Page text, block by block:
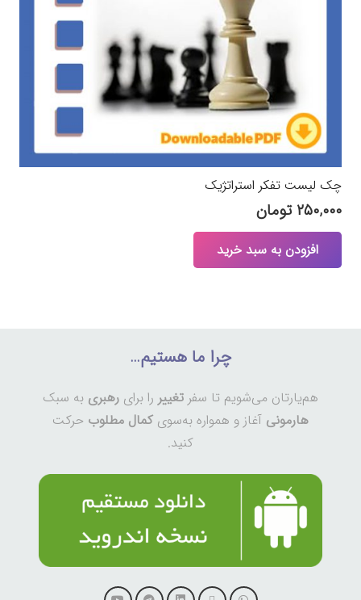
چک لیست تفکر استراتژیک
۲۵۰,۰۰۰ تومان
افزودن به سبد خرید
چرا ما هستیم…
هم‌یارتان می‌شویم تا سفر تغییر را برای رهبری به سبک
هارمونی آغاز و همواره به‌سوی کمال مطلوب حرکت
کنید.